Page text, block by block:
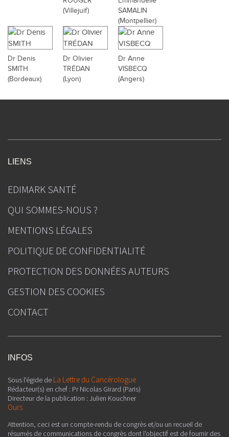
(Villejuif)
SAMALIN
(Montpellier)
Dr Denis
SMITH
(Bordeaux)
Dr Olivier
TRÉDAN
(Lyon)
Dr Anne
VISBECQ
(Angers)
INFOS
Sous l'égide de La Lettre du Cancérologue
Rédacteur(s) en chef : Pr Nicolas Girard (Paris)
Directeur de la publication : Julien Kouchner
Ours
Attention, ceci est un compte-rendu de congrès et/ou un recueil de
résumés de communications de congrès dont l'objectif est de fournir des
LIENS
EDIMARK SANTÉ
QUI SOMMES-NOUS ?
MENTIONS LÉGALES
POLITIQUE DE CONFIDENTIALITÉ
PROTECTION DES DONNÉES AUTEURS
GESTION DES COOKIES
CONTACT